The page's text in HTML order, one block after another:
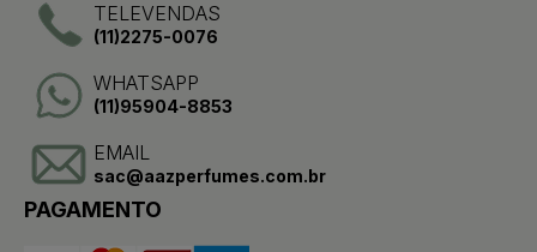
TELEVENDAS
(11)2275-0076
WHATSAPP
(11)95904-8853
EMAIL
sac@aazperfumes.com.br
PAGAMENTO